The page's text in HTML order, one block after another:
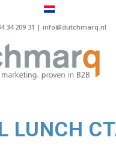
34 209 31 | info@dutchmarq.nl
LUNCH